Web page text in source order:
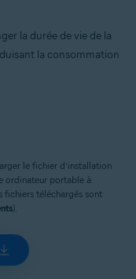
(32/64 bits)
Édition Familiale
- Service Pack 1
la durée de vie de la
la consommation
le fichier d’installation
ordinateur portable à
fichiers téléchargés sont
).